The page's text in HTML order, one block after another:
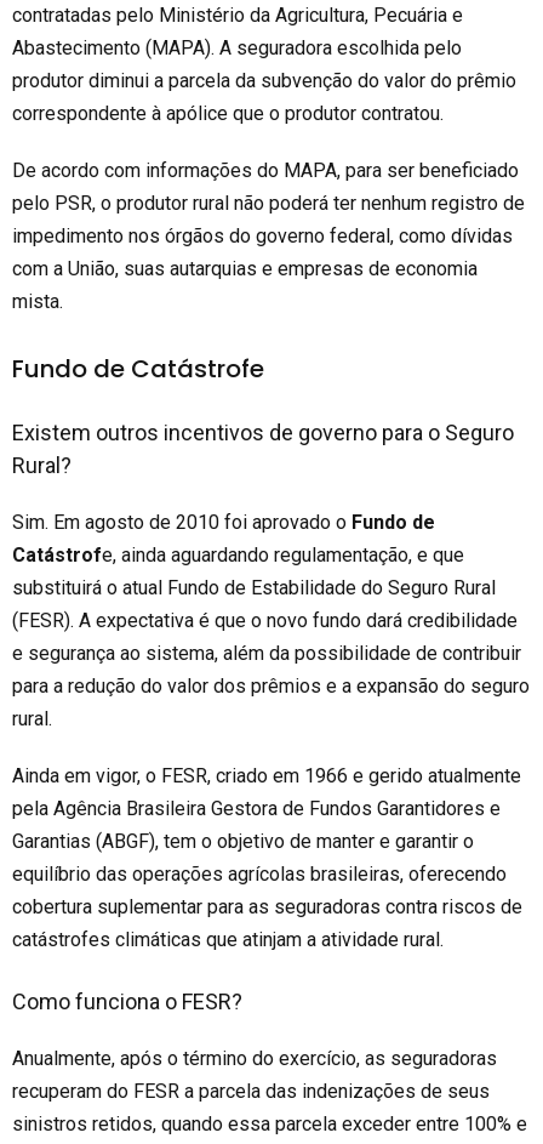
contratadas pelo Ministério da Agricultura, Pecuária e
Abastecimento (MAPA). A seguradora escolhida pelo
produtor diminui a parcela da subvenção do valor do prêmio
correspondente à apólice que o produtor contratou.
De acordo com informações do MAPA, para ser beneficiado
pelo PSR, o produtor rural não poderá ter nenhum registro de
impedimento nos órgãos do governo federal, como dívidas
com a União, suas autarquias e empresas de economia
mista.
Fundo de Catástrofe
Existem outros incentivos de governo para o Seguro
Rural?
Sim. Em agosto de 2010 foi aprovado o Fundo de
Catástrofe, ainda aguardando regulamentação, e que
substituirá o atual Fundo de Estabilidade do Seguro Rural
(FESR). A expectativa é que o novo fundo dará credibilidade
e segurança ao sistema, além da possibilidade de contribuir
para a redução do valor dos prêmios e a expansão do seguro
rural.
Ainda em vigor, o FESR, criado em 1966 e gerido atualmente
pela Agência Brasileira Gestora de Fundos Garantidores e
Garantias (ABGF), tem o objetivo de manter e garantir o
equilíbrio das operações agrícolas brasileiras, oferecendo
cobertura suplementar para as seguradoras contra riscos de
catástrofes climáticas que atinjam a atividade rural.
Como funciona o FESR?
Anualmente, após o término do exercício, as seguradoras
recuperam do FESR a parcela das indenizações de seus
sinistros retidos, quando essa parcela exceder entre 100% e